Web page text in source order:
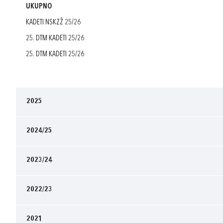
UKUPNO
KADETI NSKZŽ 25/26
25. DTM KADETI 25/26
25. DTM KADETI 25/26
2025
2024/25
2023/24
2022/23
2021